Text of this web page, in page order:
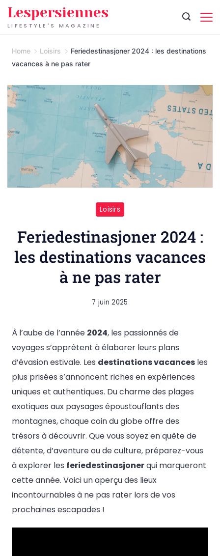
Skip
toLIFESTYLE'S MAGAZINE
Lespersiennes
Home Loisirs
Feriedestinasjoner 2024 : les destinations
vacances à ne pas rater
Loisirs
Feriedestinasjoner 2024 :
les destinations vacances
à ne pas rater
7 juin 2025
À l’aube de l’année 2024, les passionnés de
voyages s’apprêtent à élaborer leurs plans
d’évasion estivale. Les destinations vacances les
plus prisées s’annoncent riches en expériences
uniques et authentiques. Du charme des plages
exotiques aux paysages époustouflants des
montagnes, chaque coin du globe offre des
trésors à découvrir. Que vous soyez en quête de
détente, d’aventure ou de culture, préparez-vous
à explorer les feriedestinasjonerqui marqueront
cette année. Voici un aperçu des lieux
incontournables à ne pas rater lors de vos
prochaines escapades !